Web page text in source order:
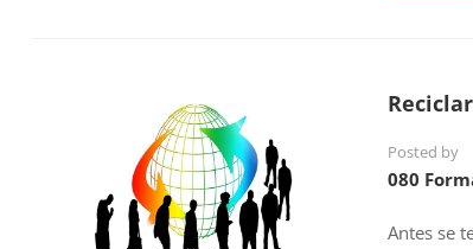
Posted by
080
Antes se